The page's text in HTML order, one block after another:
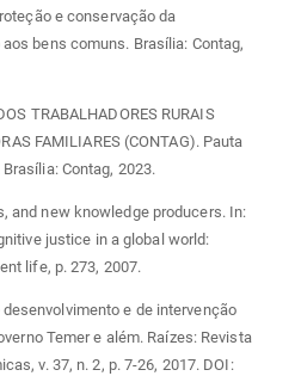
e conservação da
bens comuns. Brasília: Contag,
TRABALHADORES RURAIS
FAMILIARES (CONTAG). Pauta
Contag, 2023.
and new knowledge producers. In:
justice in a global world:
life, p. 273, 2007.
desenvolvimento e de intervenção
Temer e além. Raízes: Revista
v. 37, n. 2, p. 7-26, 2017. DOI: